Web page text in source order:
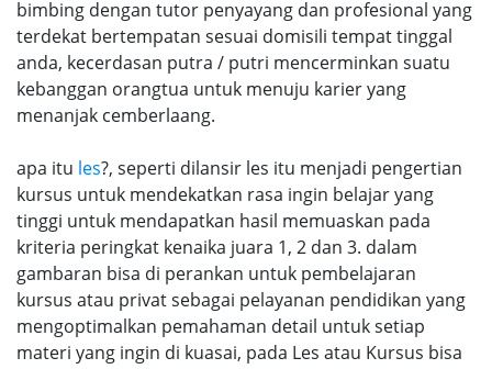
bimbing dengan tutor penyayang dan profesional yang
terdekat bertempatan sesuai domisili tempat tinggal
anda, kecerdasan putra / putri mencerminkan suatu
kebanggan orangtua untuk menuju karier yang
menanjak cemberlaang.
apa itu les?, seperti dilansir les itu menjadi pengertian
kursus untuk mendekatkan rasa ingin belajar yang
tinggi untuk mendapatkan hasil memuaskan pada
kriteria peringkat kenaika juara 1, 2 dan 3. dalam
gambaran bisa di perankan untuk pembelajaran
kursus atau privat sebagai pelayanan pendidikan yang
mengoptimalkan pemahaman detail untuk setiap
materi yang ingin di kuasai, pada Les atau Kursus bisa